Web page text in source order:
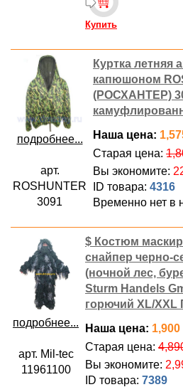
Купить
подробнее...
арт.
ROSHUNTER
3091
Куртка летняя
капюшоном
(РОСХАНТЕР)
Наша цена:
Старая цена:
Вы экономите:
ID товара: 4316
Временно нет в
подробнее...
арт. Mil-tec
11961100
$ Костюм
снайпер черно-
(ночной лес,
Sturm Handels
горючий XL/XXL
Наша цена:
Старая цена:
Вы экономите:
ID товара: 7389